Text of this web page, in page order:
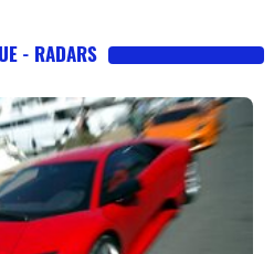
- RADARS